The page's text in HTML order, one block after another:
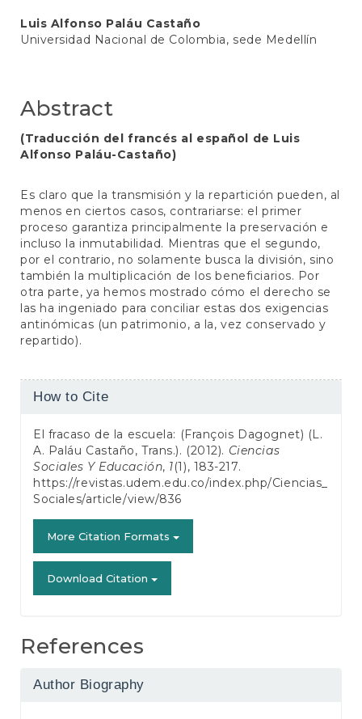
Main
Article
Luis Alfonso Paláu Castaño
Universidad Nacional de Colombia, sede Medellín
Abstract
(Traducción del francés al español de Luis
Alfonso Paláu-Castaño)
Es claro que la transmisión y la repartición pueden, al
menos en ciertos casos, contrariarse: el primer
proceso garantiza principalmente la preservación e
incluso la inmutabilidad. Mientras que el segundo,
por el contrario, no solamente busca la división, sino
también la multiplicación de los beneficiarios. Por
otra parte, ya hemos mostrado cómo el derecho se
las ha ingeniado para conciliar estas dos exigencias
antinómicas (un patrimonio, a la, vez conservado y
repartido).
Article
How to Cite
El fracaso de la escuela: (François Dagognet) (L.
A. Paláu Castaño, Trans.). (2012). Ciencias
Sociales Y Educación, 1(1), 183-217.
https://revistas.udem.edu.co/index.php/Ciencias_
Sociales/article/view/836
More Citation Formats
Download Citation
References
Author Biography